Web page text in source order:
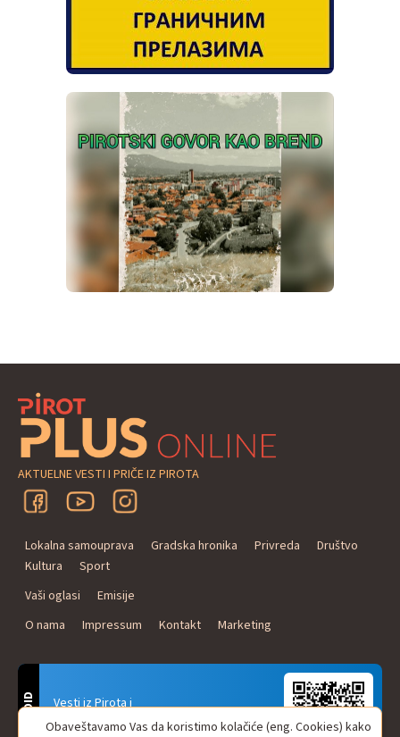
AKTUELNE VESTI I PRIČE IZ PIROTA
Lokalna samouprava Gradska hronika Privreda
Društvo
Kultura
Sport
Vaši oglasi
Emisije
O nama
Impressum Kontakt Marketing
Vesti iz Pirota i
Naxi Plus Radio
ANDROID Obaveštavamo Vas da koristimo kolačiće (eng. Cookies) kako